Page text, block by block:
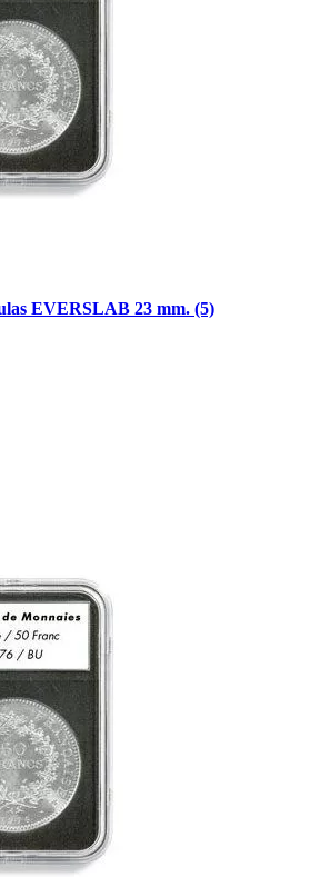
EVERSLAB 23 mm. (5)